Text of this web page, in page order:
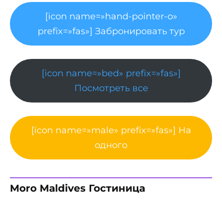
[icon name=»hand-pointer-o»
prefix=»fas»] Забронировать тур
[icon name=»bed» prefix=»fas»]
Посмотреть все
[icon name=»male» prefix=»fas»] На
одного
Moro Maldives Гостиница